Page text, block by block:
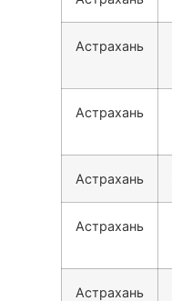
Астрахань
Астрахань
Астрахань
Астрахань
Астрахань